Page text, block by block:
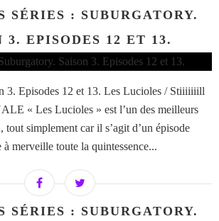
SÉRIES : SUBURGATORY.
3. EPISODES 12 ET 13.
3. Episodes 12 et 13. Les Lucioles / Stiiiiiiill
« Les Lucioles » est l’un des meilleurs
tout simplement car il s’agit d’un épisode
merveille toute la quintessence...
SÉRIES : SUBURGATORY.